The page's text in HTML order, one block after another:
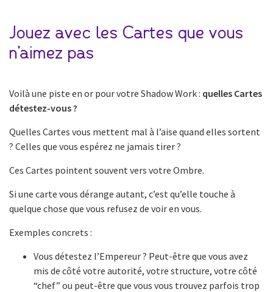
Jouez avec les Cartes que vous
n’aimez pas
Voilà une piste en or pour votre Shadow Work : quelles Cartes
détestez-vous ?
Quelles Cartes vous mettent mal à l’aise quand elles sortent
? Celles que vous espérez ne jamais tirer ?
Ces Cartes pointent souvent vers votre Ombre.
Si une carte vous dérange autant, c’est qu’elle touche à
quelque chose que vous refusez de voir en vous.
Exemples concrets :
Vous détestez l’Empereur ? Peut-être que vous avez
mis de côté votre autorité, votre structure, votre côté
“chef” ou peut-être que vous vous trouvez parfois trop